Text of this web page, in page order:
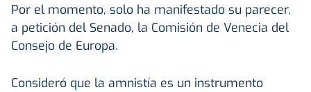
Por el momento, solo ha manifestado su parecer,
a petición del Senado, la Comisión de Venecia del
Consejo de Europa.
Consideró que la amnistía es un instrumento